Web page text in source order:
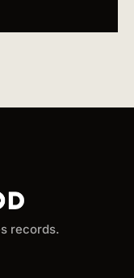
records.